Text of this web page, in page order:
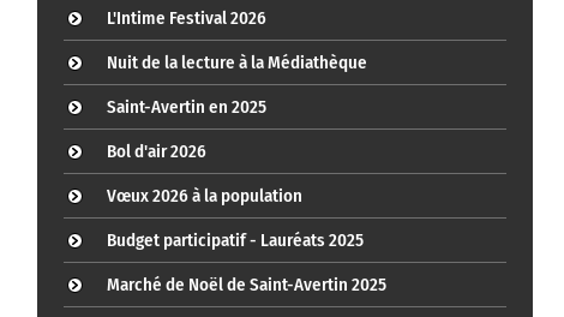
L'Intime Festival 2026
Nuit de la lecture à la Médiathèque
Saint-Avertin en 2025
Bol d'air 2026
Vœux 2026 à la population
Budget participatif - Lauréats 2025
Marché de Noël de Saint-Avertin 2025